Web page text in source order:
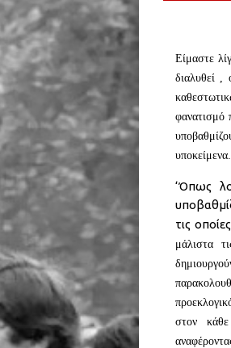
Η
Είμαστε
διαλυθεί ,
φανατισμό
υποκείμενα.
‘Όπως
τις
μάλιστα
στον κάθε